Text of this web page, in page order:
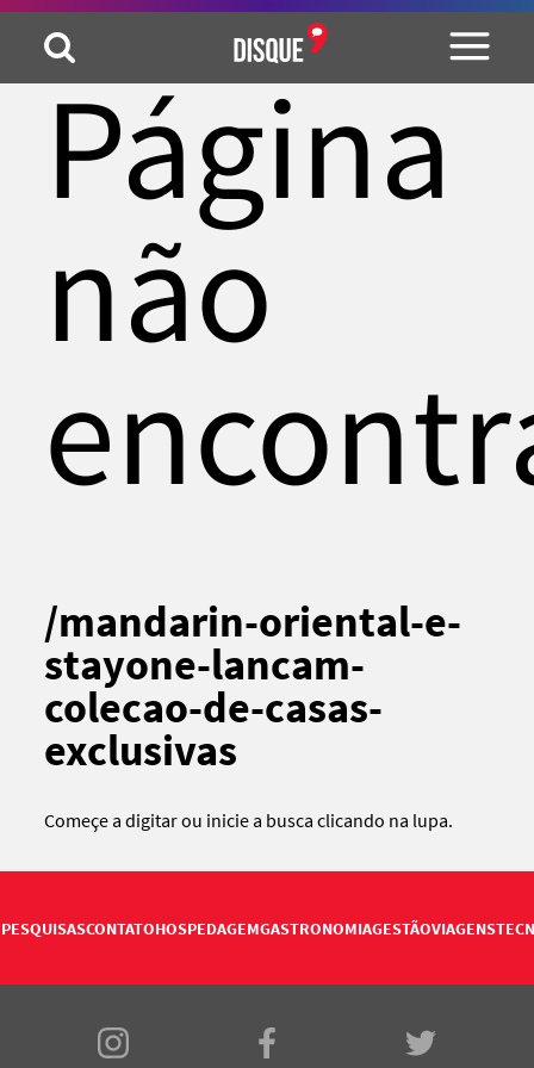
Página
não
/mandarin-oriental-e-
stayone-lancam-
colecao-de-casas-
exclusivas
Começe a digitar ou inicie a busca clicando na lupa.
PESQUISASCONTATOHOSPEDAGEMGASTRONOMIAGESTÃOVIAGENS